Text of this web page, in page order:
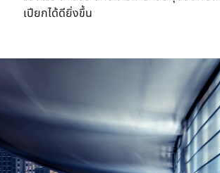
เปียกได้ดียิ่งขึ้น